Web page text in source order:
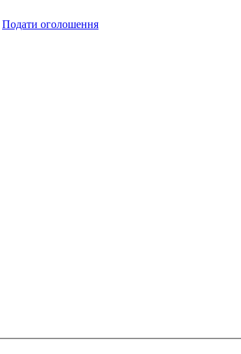
Подати оголошення